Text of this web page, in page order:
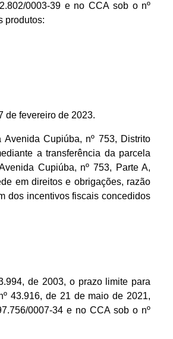
0003-39 e no CCA sob o nº
produtos:
de fevereiro de 2023.
Cupiúba, nº 753, Distrito
a transferência da parcela
Cupiúba, nº 753, Parte A,
em direitos e obrigações, razão
dos incentivos fiscais concedidos
de 2003, o prazo limite para
43.916, de 21 de maio de 2021,
0007-34 e no CCA sob o nº